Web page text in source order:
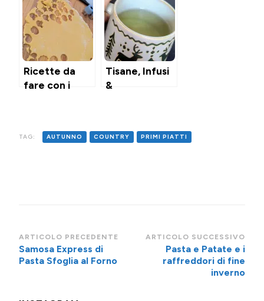
Dispensa
Invernale
Ricette da
fare con i
Tisane, Infusi
&
stagionali
TAG: AUTUNNO COUNTRY PRIMI PIATTI
Navigazione
articoli
ARTICOLO PRECEDENTE
Samosa Express di
Pasta Sfoglia al Forno
ARTICOLO SUCCESSIVO
Pasta e Patate e i
raffreddori di fine
inverno